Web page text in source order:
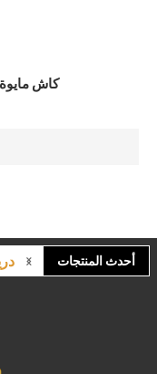
كاش مايوة
أحدث المنتجات